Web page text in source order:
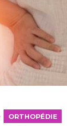
ORTHOPÉDIE